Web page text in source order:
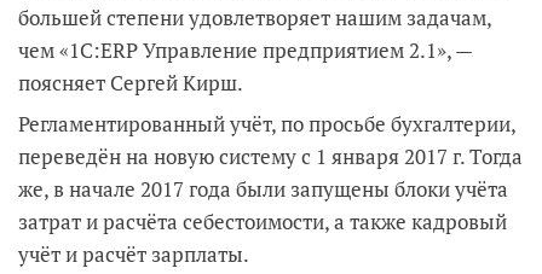
большей степени удовлетворяет нашим задачам,
чем «1С:ERP Управление предприятием 2.1», —
поясняет Сергей Кирш.
Регламентированный учёт, по просьбе бухгалтерии,
переведён на новую систему с 1 января 2017 г. Тогда
же, в начале 2017 года были запущены блоки учёта
затрат и расчёта себестоимости, а также кадровый
учёт и расчёт зарплаты.